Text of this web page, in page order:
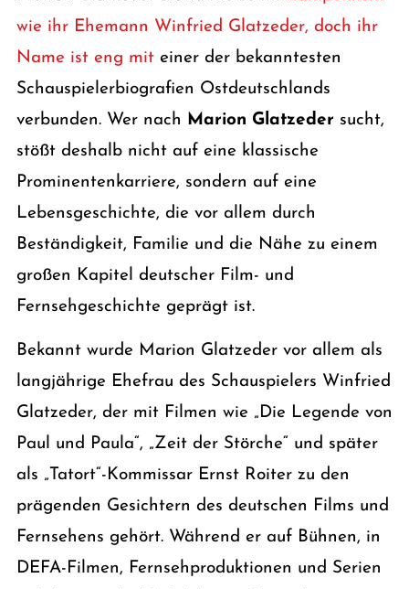
wie ihr Ehemann Winfried Glatzeder, doch ihr
Name ist eng mit einer der bekanntesten
Schauspielerbiografien Ostdeutschlands
verbunden. Wer nach Marion Glatzeder sucht,
stößt deshalb nicht auf eine klassische
Prominentenkarriere, sondern auf eine
Lebensgeschichte, die vor allem durch
Beständigkeit, Familie und die Nähe zu einem
großen Kapitel deutscher Film- und
Fernsehgeschichte geprägt ist.
Bekannt wurde Marion Glatzeder vor allem als
langjährige Ehefrau des Schauspielers Winfried
Glatzeder, der mit Filmen wie „Die Legende von
Paul und Paula“, „Zeit der Störche“ und später
als „Tatort“-Kommissar Ernst Roiter zu den
prägenden Gesichtern des deutschen Films und
Fernsehens gehört. Während er auf Bühnen, in
DEFA-Filmen, Fernsehproduktionen und Serien